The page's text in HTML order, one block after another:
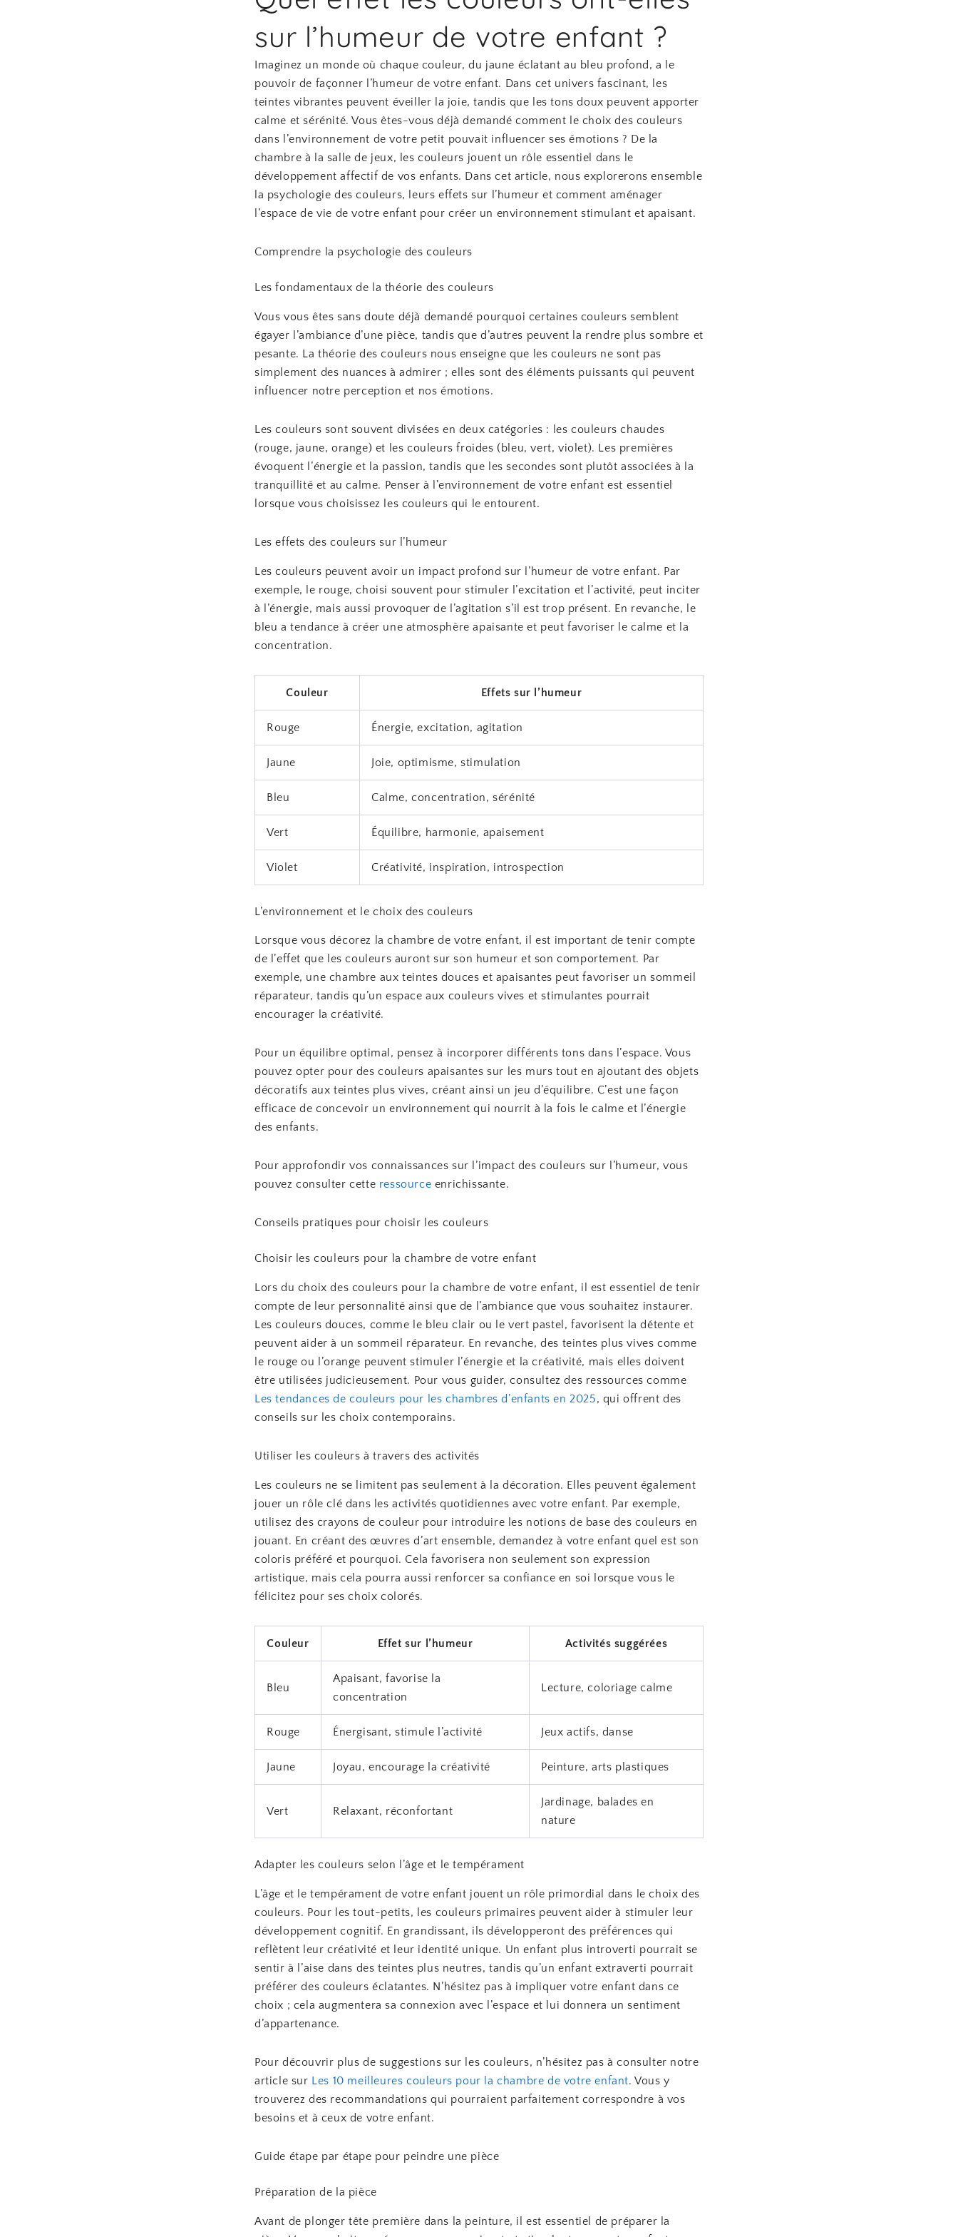
sur l’humeur de votre enfant ?
Imaginez un monde où chaque couleur, du jaune éclatant au bleu profond, a le
pouvoir de façonner l’humeur de votre enfant. Dans cet univers fascinant, les
teintes vibrantes peuvent éveiller la joie, tandis que les tons doux peuvent apporter
calme et sérénité. Vous êtes-vous déjà demandé comment le choix des couleurs
dans l’environnement de votre petit pouvait influencer ses émotions ? De la
chambre à la salle de jeux, les couleurs jouent un rôle essentiel dans le
développement affectif de vos enfants. Dans cet article, nous explorerons ensemble
la psychologie des couleurs, leurs effets sur l’humeur et comment aménager
l’espace de vie de votre enfant pour créer un environnement stimulant et apaisant.
Comprendre la psychologie des couleurs
Les fondamentaux de la théorie des couleurs
Vous vous êtes sans doute déjà demandé pourquoi certaines couleurs semblent
égayer l’ambiance d’une pièce, tandis que d’autres peuvent la rendre plus sombre et
pesante. La théorie des couleurs nous enseigne que les couleurs ne sont pas
simplement des nuances à admirer ; elles sont des éléments puissants qui peuvent
influencer notre perception et nos émotions.
Les couleurs sont souvent divisées en deux catégories : les couleurs chaudes
(rouge, jaune, orange) et les couleurs froides (bleu, vert, violet). Les premières
évoquent l’énergie et la passion, tandis que les secondes sont plutôt associées à la
tranquillité et au calme. Penser à l’environnement de votre enfant est essentiel
lorsque vous choisissez les couleurs qui le entourent.
Les effets des couleurs sur l’humeur
Les couleurs peuvent avoir un impact profond sur l’humeur de votre enfant. Par
exemple, le rouge, choisi souvent pour stimuler l’excitation et l’activité, peut inciter
à l’énergie, mais aussi provoquer de l’agitation s’il est trop présent. En revanche, le
bleu a tendance à créer une atmosphère apaisante et peut favoriser le calme et la
concentration.
Couleur Effets sur l’humeur
Rouge Énergie, excitation, agitation
Jaune Joie, optimisme, stimulation
Bleu Calme, concentration, sérénité
Vert Équilibre, harmonie, apaisement
Violet Créativité, inspiration, introspection
L’environnement et le choix des couleurs
Lorsque vous décorez la chambre de votre enfant, il est important de tenir compte
de l’effet que les couleurs auront sur son humeur et son comportement. Par
exemple, une chambre aux teintes douces et apaisantes peut favoriser un sommeil
réparateur, tandis qu’un espace aux couleurs vives et stimulantes pourrait
encourager la créativité.
Pour un équilibre optimal, pensez à incorporer différents tons dans l’espace. Vous
pouvez opter pour des couleurs apaisantes sur les murs tout en ajoutant des objets
décoratifs aux teintes plus vives, créant ainsi un jeu d’équilibre. C’est une façon
efficace de concevoir un environnement qui nourrit à la fois le calme et l’énergie
des enfants.
Pour approfondir vos connaissances sur l’impact des couleurs sur l’humeur, vous
pouvez consulter cette ressource enrichissante.
Conseils pratiques pour choisir les couleurs
Choisir les couleurs pour la chambre de votre enfant
Lors du choix des couleurs pour la chambre de votre enfant, il est essentiel de tenir
compte de leur personnalité ainsi que de l’ambiance que vous souhaitez instaurer.
Les couleurs douces, comme le bleu clair ou le vert pastel, favorisent la détente et
peuvent aider à un sommeil réparateur. En revanche, des teintes plus vives comme
le rouge ou l’orange peuvent stimuler l’énergie et la créativité, mais elles doivent
être utilisées judicieusement. Pour vous guider, consultez des ressources comme
Les tendances de couleurs pour les chambres d’enfants en 2025, qui offrent des
conseils sur les choix contemporains.
Utiliser les couleurs à travers des activités
Les couleurs ne se limitent pas seulement à la décoration. Elles peuvent également
jouer un rôle clé dans les activités quotidiennes avec votre enfant. Par exemple,
utilisez des crayons de couleur pour introduire les notions de base des couleurs en
jouant. En créant des œuvres d’art ensemble, demandez à votre enfant quel est son
coloris préféré et pourquoi. Cela favorisera non seulement son expression
artistique, mais cela pourra aussi renforcer sa confiance en soi lorsque vous le
félicitez pour ses choix colorés.
Couleur Effet sur l’humeur Activités suggérées
Bleu
Apaisant, favorise la
concentration
Lecture, coloriage calme
Rouge Énergisant, stimule l’activité Jeux actifs, danse
Jaune Joyau, encourage la créativité Peinture, arts plastiques
Vert Relaxant, réconfortant
Jardinage, balades en
nature
Adapter les couleurs selon l’âge et le tempérament
L’âge et le tempérament de votre enfant jouent un rôle primordial dans le choix des
couleurs. Pour les tout-petits, les couleurs primaires peuvent aider à stimuler leur
développement cognitif. En grandissant, ils développeront des préférences qui
reflètent leur créativité et leur identité unique. Un enfant plus introverti pourrait se
sentir à l’aise dans des teintes plus neutres, tandis qu’un enfant extraverti pourrait
préférer des couleurs éclatantes. N’hésitez pas à impliquer votre enfant dans ce
choix ; cela augmentera sa connexion avec l’espace et lui donnera un sentiment
d’appartenance.
Pour découvrir plus de suggestions sur les couleurs, n’hésitez pas à consulter notre
article sur Les 10 meilleures couleurs pour la chambre de votre enfant. Vous y
trouverez des recommandations qui pourraient parfaitement correspondre à vos
besoins et à ceux de votre enfant.
Guide étape par étape pour peindre une pièce
Préparation de la pièce
Avant de plonger tête première dans la peinture, il est essentiel de préparer la